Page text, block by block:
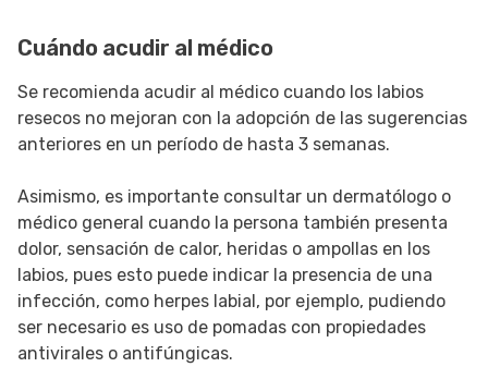
Cuándo acudir al médico
Se recomienda acudir al médico cuando los labios
resecos no mejoran con la adopción de las sugerencias
anteriores en un período de hasta 3 semanas.
Asimismo, es importante consultar un dermatólogo o
médico general cuando la persona también presenta
dolor, sensación de calor, heridas o ampollas en los
labios, pues esto puede indicar la presencia de una
infección, como herpes labial, por ejemplo, pudiendo
ser necesario es uso de pomadas con propiedades
antivirales o antifúngicas.